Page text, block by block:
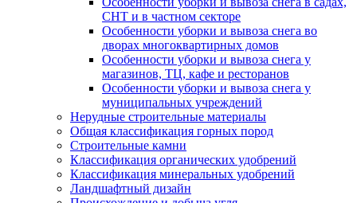
СНТ и в частном секторе
Особенности уборки и вывоза снега во
дворах многоквартирных домов
Особенности уборки и вывоза снега у
магазинов, ТЦ, кафе и ресторанов
Особенности уборки и вывоза снега у
муниципальных учреждений
Нерудные строительные материалы
Общая классификация горных пород
Строительные камни
Классификация органических удобрений
Классификация минеральных удобрений
Ландшафтный дизайн